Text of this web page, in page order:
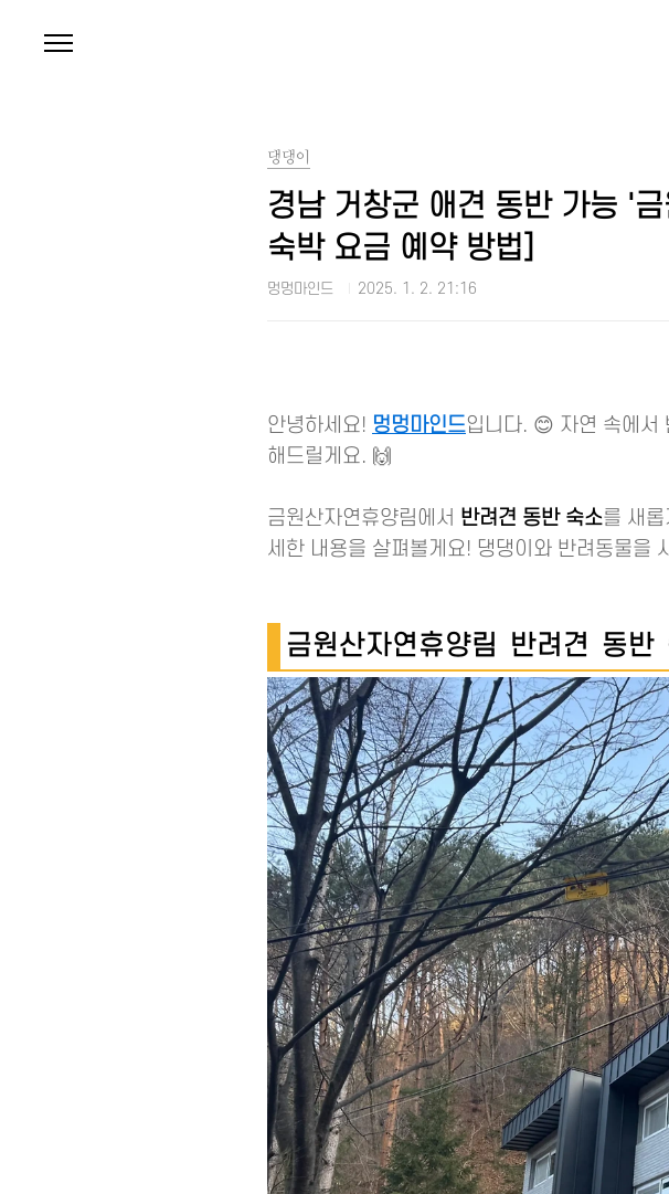
댕댕이
경남 거창군 애견 동반 가능 '
숙박 요금 예약 방법]
멍멍마인드 2025. 1. 2. 21:16
안녕하세요! 멍멍마인드입니다. 😊 자연 속에서
해드릴게요. 🙌
금원산자연휴양림에서 반려견 동반 숙소를 새
세한 내용을 살펴볼게요! 댕댕이와 반려동물을
금원산자연휴양림 반려견 동